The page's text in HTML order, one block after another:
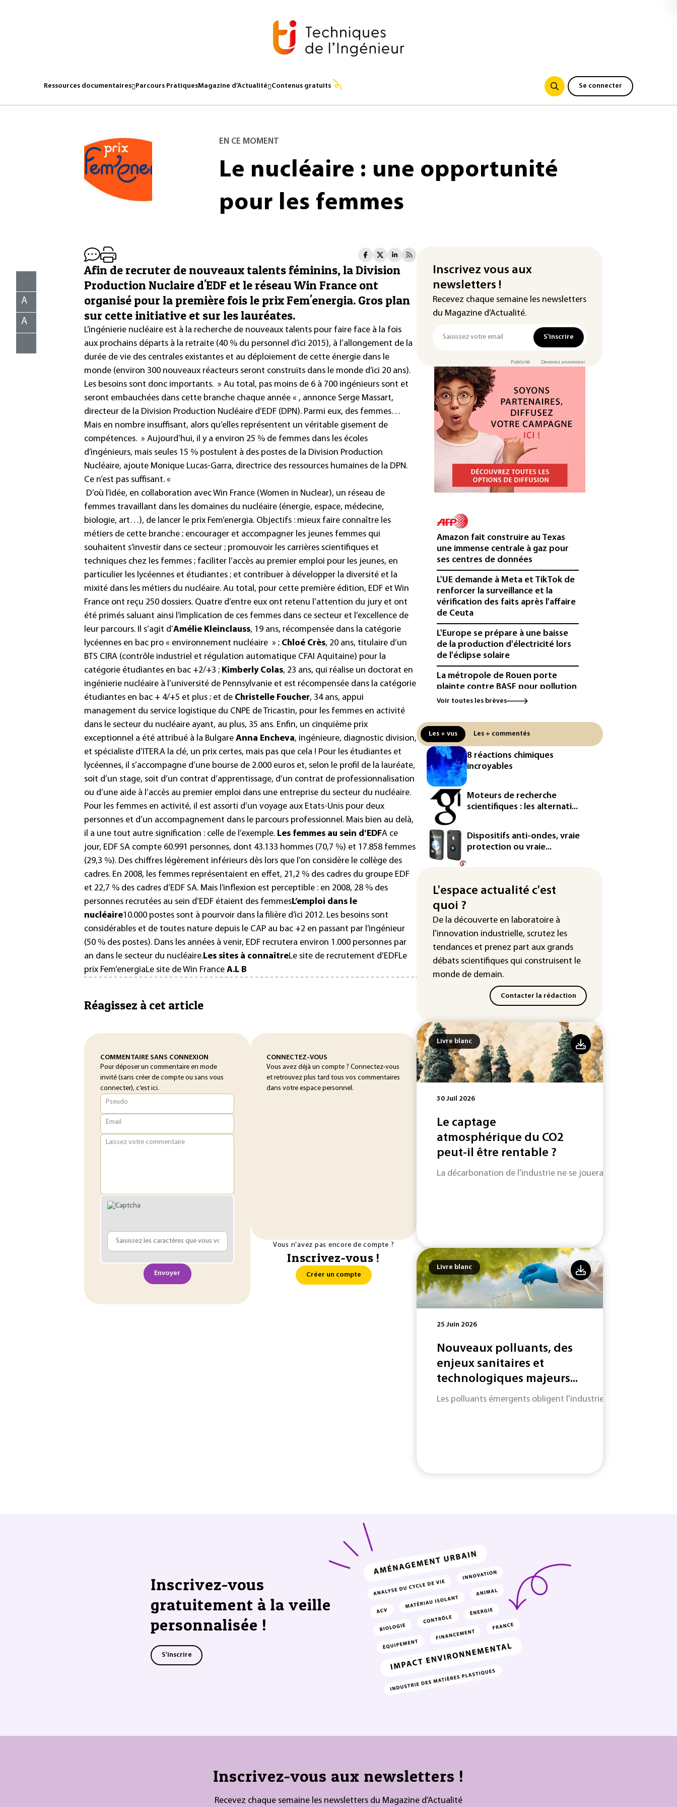
Ressources documentaires Parcours PratiquesMagazine d’Actualité Contenus gratuits Se connecter
EN CE MOMENT
Le nucléaire : une opportunité
pour les femmes
A
A
Afin de recruter de nouveaux talents féminins, la Division
Production Nuclaire d'EDF et le réseau Win France ont
organisé pour la première fois le prix Fem'energia. Gros plan
sur cette initiative et sur les lauréates.
L’ingénierie nucléaire est à la recherche de nouveaux talents pour faire face à la fois
aux prochains départs à la retraite (40 % du personnel d’ici 2015), à l’allongement de la
durée de vie des centrales existantes et au déploiement de cette énergie dans le
monde (environ 300 nouveaux réacteurs seront construits dans le monde d’ici 20 ans).
Les besoins sont donc importants. » Au total, pas moins de 6 à 700 ingénieurs sont et
seront embauchées dans cette branche chaque année « , annonce Serge Massart,
directeur de la Division Production Nucléaire d’EDF (DPN). Parmi eux, des femmes…
Mais en nombre insuffisant, alors qu’elles représentent un véritable gisement de
compétences. » Aujourd’hui, il y a environ 25 % de femmes dans les écoles
d’ingénieurs, mais seules 15 % postulent à des postes de la Division Production
Nucléaire, ajoute Monique Lucas-Garra, directrice des ressources humaines de la DPN.
Ce n’est pas suffisant. «
directrice des ressources humaines de la Division Production Nucléaire, Dominique Mouillot, présidente de Win France, et au deuxième plan, de Dominique Lagarde, directeur
D’où l’idée, en collaboration avec Win France (Women in Nuclear), un réseau de
femmes travaillant dans les domaines du nucléaire (énergie, espace, médecine,
biologie, art…), de lancer le prix Fem’energia. Objectifs : mieux faire connaître les
métiers de cette branche ; encourager et accompagner les jeunes femmes qui
souhaitent s’investir dans ce secteur ; promouvoir les carrières scientifiques et
techniques chez les femmes ; faciliter l’accès au premier emploi pour les jeunes, en
particulier les lycéennes et étudiantes ; et contribuer à développer la diversité et la
mixité dans les métiers du nucléaire. Au total, pour cette première édition, EDF et Win
France ont reçu 250 dossiers. Quatre d’entre eux ont retenu l’attention du jury et ont
été primés saluant ainsi l’implication de ces femmes dans ce secteur et l’excellence de
leur parcours. Il s’agit d’Amélie Kleinclauss, 19 ans, récompensée dans la catégorie
lycéennes en bac pro « environnement nucléaire » ; Chloé Crès, 20 ans, titulaire d’un
BTS CIRA (contrôle industriel et régulation automatique CFAI Aquitaine) pour la
catégorie étudiantes en bac +2/+3 ; Kimberly Colas, 23 ans, qui réalise un doctorat en
ingénierie nucléaire à l’université de Pennsylvanie et est récompensée dans la catégorie
étudiantes en bac + 4/+5 et plus ; et de Christelle Foucher, 34 ans, appui
management du service logistique du CNPE de Tricastin, pour les femmes en activité
dans le secteur du nucléaire ayant, au plus, 35 ans. Enfin, un cinquième prix
exceptionnel a été attribué à la Bulgare Anna Encheva, ingénieure, diagnostic division,
et spécialiste d’ITER.A la clé, un prix certes, mais pas que cela ! Pour les étudiantes et
lycéennes, il s’accompagne d’une bourse de 2.000 euros et, selon le profil de la lauréate,
soit d’un stage, soit d’un contrat d’apprentissage, d’un contrat de professionnalisation
ou d’une aide à l’accès au premier emploi dans une entreprise du secteur du nucléaire.
Pour les femmes en activité, il est assorti d’un voyage aux Etats-Unis pour deux
personnes et d’un accompagnement dans le parcours professionnel. Mais bien au delà,
il a une tout autre signification : celle de l’exemple. Les femmes au sein d’EDFA ce
jour, EDF SA compte 60.991 personnes, dont 43.133 hommes (70,7 %) et 17.858 femmes
(29,3 %). Des chiffres légèrement inférieurs dès lors que l’on considère le collège des
cadres. En 2008, les femmes représentaient en effet, 21,2 % des cadres du groupe EDF
et 22,7 % des cadres d’EDF SA. Mais l’inflexion est perceptible : en 2008, 28 % des
personnes recrutées au sein d’EDF étaient des femmesL’emploi dans le
nucléaire10.000 postes sont à pourvoir dans la filière d’ici 2012. Les besoins sont
considérables et de toutes nature depuis le CAP au bac +2 en passant par l’ingénieur
(50 % des postes). Dans les années à venir, EDF recrutera environ 1.000 personnes par
an dans le secteur du nucléaire.Les sites à connaîtreLe site de recrutement d’EDFLe
prix Fem’energiaLe site deWin France A.L B
Réagissez à cet article
COMMENTAIRE SANS CONNEXION
Pour déposer un commentaire en mode
invité (sans créer de compte ou sans vous
connecter), c’est ici.
Pseudo
Email
Laissez votre commentaire
Envoyer
CONNECTEZ-VOUS
Vous avez déjà un compte ? Connectez-vous
et retrouvez plus tard tous vos commentaires
dans votre espace personnel.
Vous n'avez pas encore de compte ?
Inscrivez-vous !
Créer un compte
Inscrivez vous aux
newsletters !
Recevez chaque semaine les newsletters
du Magazine d’Actualité.
S'inscrire
Publicité Devenez annonceur
Amazon fait construire au Texas
une immense centrale à gaz pour
ses centres de données
L'UE demande à Meta et TikTok de
renforcer la surveillance et la
vérification des faits après l'affaire
de Ceuta
L'Europe se prépare à une baisse
de la production d'électricité lors
de l'éclipse solaire
La métropole de Rouen porte
plainte contre BASF pour pollution
aux PFAS
la centrale de Golfech reconnectée
au réseau
Véhicules de livraison autonomes:
la France ouvre la voie à leur
homologation
Iris³: Eutelsat investira 3,4 milliards
d'euros dans la future
constellation européenne
Le magazine VSD racheté par
l'entrepreneur Vianney d'Alançon
attendue au plus bas depuis 1980
"Retour en force" progressif de la
chaleur dans les prochains jours en
France
Voir toutes les brèves
Les + vus Les + commentés
8 réactions chimiques
incroyables
Moteurs de recherche
scientifiques : les alternati...
Dispositifs anti-ondes, vraie
protection ou vraie...
L'espace actualité c'est
quoi ?
De la découverte en laboratoire à
l'innovation industrielle, scrutez les
tendances et prenez part aux grands
débats scientifiques qui construisent le
monde de demain.
Contacter la rédaction
Livre blanc
30 Juil 2026
Le captage
atmosphérique du CO2
peut-il être rentable ?
La décarbonation de l'industrie ne se jouera pas uniquement
Livre blanc
25 Juin 2026
Nouveaux polluants, des
enjeux sanitaires et
technologiques majeurs...
Les polluants émergents obligent l'industrie à adapter des
Inscrivez-vous
gratuitement à la veille
personnalisée !
S'inscrire
Inscrivez-vous aux newsletters !
Recevez chaque semaine les newsletters du Magazine d’Actualité